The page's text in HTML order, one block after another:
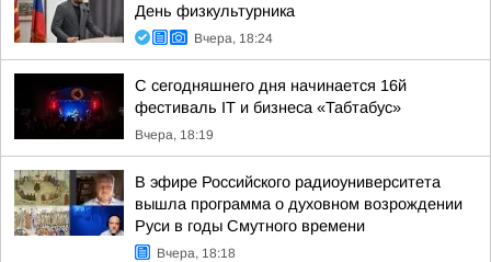
День физкультурника
Вчера, 18:24
С сегодняшнего дня начинается 16й
фестиваль IT и бизнеса «Табтабус»
Вчера, 18:19
В эфире Российского радиоуниверситета
вышла программа о духовном возрождении
Руси в годы Смутного времени
Вчера, 18:18